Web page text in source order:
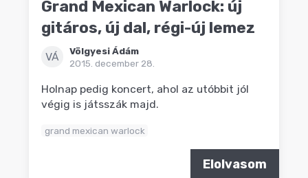
Grand Mexican Warlock: új
gitáros, új dal, régi-új lemez
VÁ
Völgyesi Ádám
2015. december 28.
Holnap pedig koncert, ahol az utóbbit jól
végig is játsszák majd.
grand mexican warlock
Elolvasom